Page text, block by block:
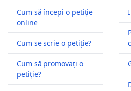
Cum să începi o petiție
online
Cum se scrie o petiție?
Cum să promovați o
petiție?